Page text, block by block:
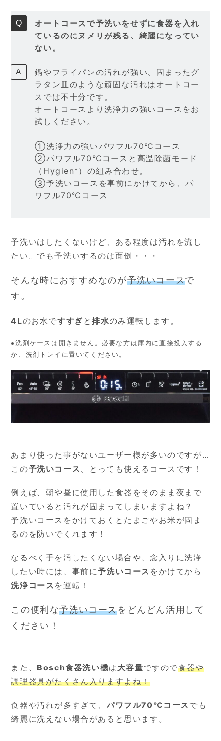
オートコースで予洗いをせずに食器を入れ
ているのにヌメリが残る、綺麗になってい
ない。
鍋やフライパンの汚れが強い、固まったグ
ラタン皿のような頑固な汚れはオートコー
スでは不十分です。
オートコースより洗浄力の強いコースをお
試しください。
①洗浄力の強いパワフル70℃コース
②パワフル70℃コースと高温除菌モード
（Hygien⁺）の組み合わせ。
③予洗いコースを事前にかけてから、パ
ワフル70℃コース
予洗いはしたくないけど、ある程度は汚れを流し
たい。でも予洗いするのは面倒・・・
そんな時におすすめなのが予洗いコースで
す。
4Lのお水ですすぎ と排水のみ運転します。
⁕洗剤ケースは開きません。必要な方は庫内に直接投入する
か、洗剤トレイに置いてください。
あまり使った事がないユーザー様が多いのですが…
この予洗いコース 、とっても使えるコースです！
例えば、朝や昼に使用した食器をそのまま夜まで
置いていると汚れが固まってしまいますよね？
予洗いコースをかけておくとたまごやお米が固ま
るのを防いでくれます！
なるべく手を汚したくない場合や、念入りに洗浄
したい時には、事前に予洗いコース をかけてから
洗浄コース を運転！
この便利な予洗いコースをどんどん活用して
ください！
また、 Bosch食器洗い機は 大容量ですので食器や
調理器具がたくさん入りますよね！
食器や汚れが多すぎて、パワフル70℃コース でも
綺麗に洗えない場合があると思います。